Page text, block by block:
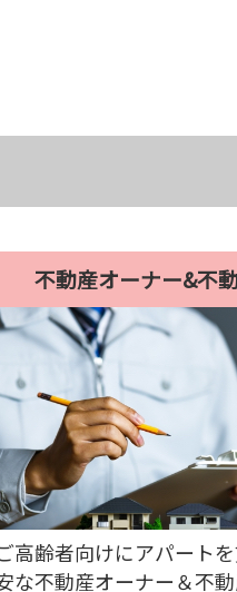
不動産オーナー&不
高齢者向けにアパート
な不動産オーナー＆不